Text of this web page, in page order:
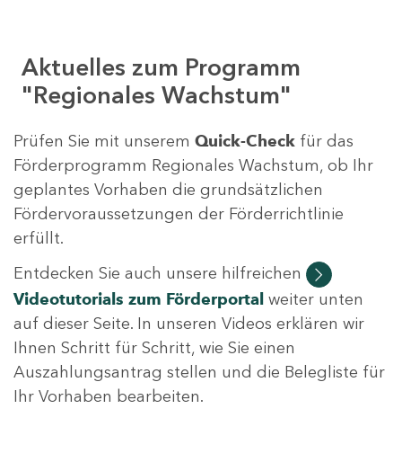
Aktuelles zum Programm
"Regionales Wachstum"
Prüfen Sie mit unserem Quick-Check für das
Förderprogramm Regionales Wachstum, ob Ihr
geplantes Vorhaben die grundsätzlichen
Fördervoraussetzungen der Förderrichtlinie
erfüllt.
Entdecken Sie auch unsere hilfreichen
Videotutorials zum Förderportal weiter unten
auf dieser Seite. In unseren Videos erklären wir
Ihnen Schritt für Schritt, wie Sie einen
Auszahlungsantrag stellen und die Belegliste für
Ihr Vorhaben bearbeiten.